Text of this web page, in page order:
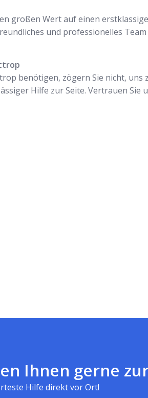
großen Wert auf einen
und professionelles
benötigen, zögern Sie nicht,
Hilfe zur Seite. Vertrauen Sie
Ihnen gerne
Hilfe direkt vor Ort!